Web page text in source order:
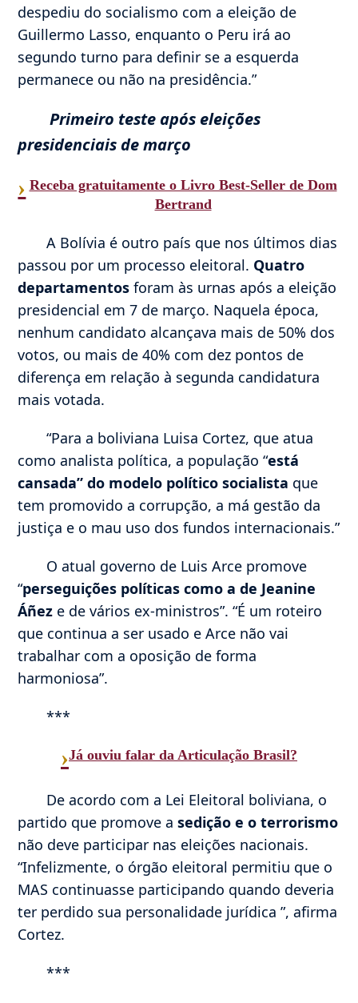
despediu do socialismo com a eleição de
Guillermo Lasso, enquanto o Peru irá ao
segundo turno para definir se a esquerda
permanece ou não na presidência.”
Primeiro teste após eleições
presidenciais de março
› Receba gratuitamente o Livro Best-Seller de Dom
Bertrand
A Bolívia é outro país que nos últimos dias
passou por um processo eleitoral. Quatro
departamentos foram às urnas após a eleição
presidencial em 7 de março. Naquela época,
nenhum candidato alcançava mais de 50% dos
votos, ou mais de 40% com dez pontos de
diferença em relação à segunda candidatura
mais votada.
“Para a boliviana Luisa Cortez, que atua
como analista política, a população “está
cansada” do modelo político socialista que
tem promovido a corrupção, a má gestão da
justiça e o mau uso dos fundos internacionais.”
O atual governo de Luis Arce promove
“perseguições políticas como a de Jeanine
Áñez e de vários ex-ministros”. “É um roteiro
que continua a ser usado e Arce não vai
trabalhar com a oposição de forma
harmoniosa”.
***
›Já ouviu falar da Articulação Brasil?
De acordo com a Lei Eleitoral boliviana, o
partido que promove asedição e o terrorismo
não deve participar nas eleições nacionais.
“Infelizmente, o órgão eleitoral permitiu que o
MAS continuasse participando quando deveria
ter perdido sua personalidade jurídica ”, afirma
Cortez.
***